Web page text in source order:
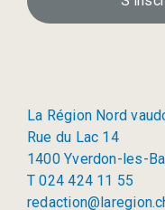
La Région Nord
Rue du Lac 14
1400 Yverdon-les-
T 024 424 11 55